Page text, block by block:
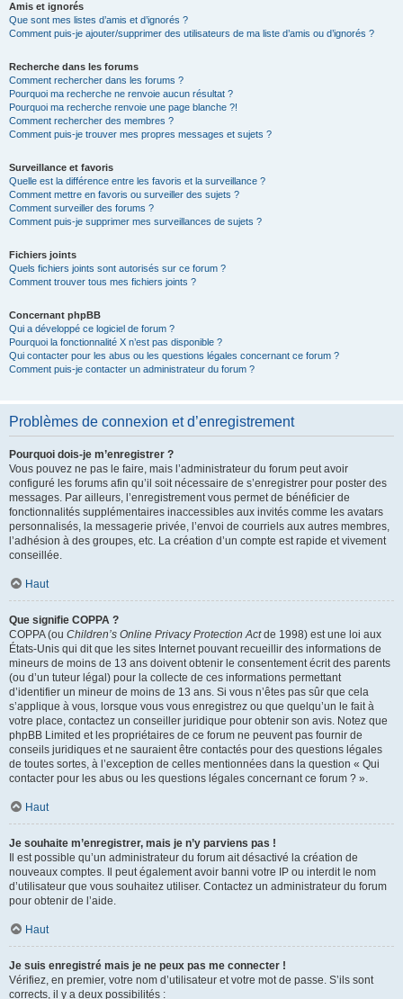
Amis et ignorés
Que sont mes listes d’amis et d’ignorés ?
Comment puis-je ajouter/supprimer des utilisateurs de ma liste d’amis ou d’ignorés ?
Recherche dans les forums
Comment rechercher dans les forums ?
Pourquoi ma recherche ne renvoie aucun résultat ?
Pourquoi ma recherche renvoie une page blanche ?!
Comment rechercher des membres ?
Comment puis-je trouver mes propres messages et sujets ?
Surveillance et favoris
Quelle est la différence entre les favoris et la surveillance ?
Comment mettre en favoris ou surveiller des sujets ?
Comment surveiller des forums ?
Comment puis-je supprimer mes surveillances de sujets ?
Fichiers joints
Quels fichiers joints sont autorisés sur ce forum ?
Comment trouver tous mes fichiers joints ?
Concernant phpBB
Qui a développé ce logiciel de forum ?
Pourquoi la fonctionnalité X n’est pas disponible ?
Qui contacter pour les abus ou les questions légales concernant ce forum ?
Comment puis-je contacter un administrateur du forum ?
Problèmes de connexion et d’enregistrement
Pourquoi dois-je m’enregistrer ?
Vous pouvez ne pas le faire, mais l’administrateur du forum peut avoir
configuré les forums afin qu’il soit nécessaire de s’enregistrer pour poster des
messages. Par ailleurs, l’enregistrement vous permet de bénéficier de
fonctionnalités supplémentaires inaccessibles aux invités comme les avatars
personnalisés, la messagerie privée, l’envoi de courriels aux autres membres,
l’adhésion à des groupes, etc. La création d’un compte est rapide et vivement
conseillée.
Haut
Que signifie COPPA ?
COPPA (ou Children’s Online Privacy Protection Actde 1998) est une loi aux
États-Unis qui dit que les sites Internet pouvant recueillir des informations de
mineurs de moins de 13 ans doivent obtenir le consentement écrit des parents
(ou d’un tuteur légal) pour la collecte de ces informations permettant
d’identifier un mineur de moins de 13 ans. Si vous n’êtes pas sûr que cela
s’applique à vous, lorsque vous vous enregistrez ou que quelqu’un le fait à
votre place, contactez un conseiller juridique pour obtenir son avis. Notez que
phpBB Limited et les propriétaires de ce forum ne peuvent pas fournir de
conseils juridiques et ne sauraient être contactés pour des questions légales
de toutes sortes, à l’exception de celles mentionnées dans la question « Qui
contacter pour les abus ou les questions légales concernant ce forum ? ».
Haut
Je souhaite m’enregistrer, mais je n’y parviens pas !
Il est possible qu’un administrateur du forum ait désactivé la création de
nouveaux comptes. Il peut également avoir banni votre IP ou interdit le nom
d’utilisateur que vous souhaitez utiliser. Contactez un administrateur du forum
pour obtenir de l’aide.
Haut
Je suis enregistré mais je ne peux pas me connecter !
Vérifiez, en premier, votre nom d’utilisateur et votre mot de passe. S’ils sont
corrects, il y a deux possibilités :